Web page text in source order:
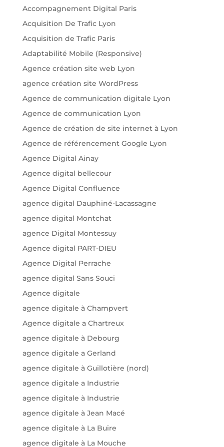
Accompagnement Digital Paris
Acquisition De Trafic Lyon
Acquisition de Trafic Paris
Adaptabilité Mobile (Responsive)
Agence création site web Lyon
agence création site WordPress
Agence de communication digitale Lyon
Agence de communication Lyon
Agence de création de site internet à Lyon
Agence de référencement Google Lyon
Agence Digital Ainay
Agence digital bellecour
Agence Digital Confluence
agence digital Dauphiné-Lacassagne
agence digital Montchat
agence Digital Montessuy
Agence digital PART-DIEU
Agence Digital Perrache
agence digital Sans Souci
Agence digitale
agence digitale à Champvert
Agence digitale a Chartreux
agence digitale à Debourg
agence digitale a Gerland
agence digitale à Guillotière (nord)
agence digitale a Industrie
agence digitale à Industrie
agence digitale à Jean Macé
agence digitale à La Buire
agence digitale à La Mouche